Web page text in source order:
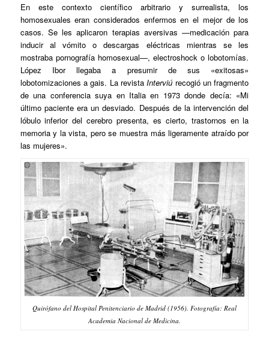
En este contexto científico arbitrario y surrealista, los
homosexuales eran considerados enfermos en el mejor de los
casos. Se les aplicaron terapias aversivas —medicación para
inducir al vómito o descargas eléctricas mientras se les
mostraba pornografía homosexual—, electroshock o lobotomías.
López Ibor llegaba a presumir de sus «exitosas»
lobotomizaciones a gais. La revista Interviú recogió un fragmento
de una conferencia suya en Italia en 1973 donde decía: «Mi
último paciente era un desviado. Después de la intervención del
lóbulo inferior del cerebro presenta, es cierto, trastornos en la
memoria y la vista, pero se muestra más ligeramente atraído por
las mujeres».
Quirófano del Hospital Penitenciario de Madrid (1956). Fotografía: Real
Academia Nacional de Medicina.